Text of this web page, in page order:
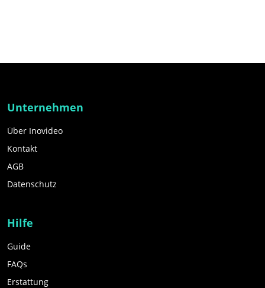
Unternehmen
Über Inovideo
Kontakt
AGB
Datenschutz
Hilfe
Guide
FAQs
Erstattung